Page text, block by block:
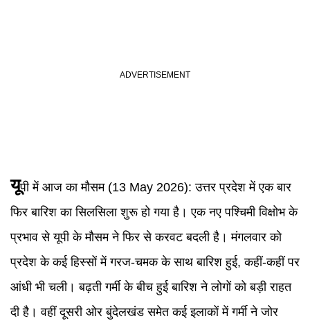
यूपी में आज का मौसम (13 May 2026):उत्तर प्रदेश में एक बार
फिर बारिश का सिलसिला शुरू हो गया है। एक नए पश्चिमी विक्षोभ के
प्रभाव से यूपी के मौसम ने फिर से करवट बदली है। मंगलवार को
प्रदेश के कई हिस्सों में गरज-चमक के साथ बारिश हुई, कहीं-कहीं पर
आंधी भी चली। बढ़ती गर्मी के बीच हुई बारिश ने लोगों को बड़ी राहत
दी है। वहीं दूसरी ओर बुंदेलखंड समेत कई इलाकों में गर्मी ने जोर